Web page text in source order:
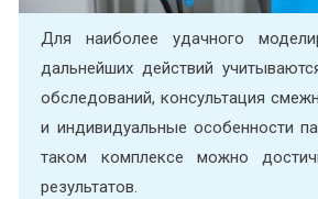
Для наиболее удачного
дальнейших действий
обследований, консультация
и индивидуальные особенности
таком комплексе можно
результатов.